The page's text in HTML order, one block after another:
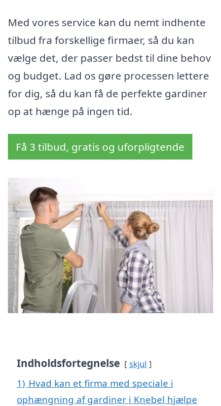
Med vores service kan du nemt indhente
tilbud fra forskellige firmaer, så du kan
vælge det, der passer bedst til dine behov
og budget. Lad os gøre processen lettere
for dig, så du kan få de perfekte gardiner
op at hænge på ingen tid.
Få 3 tilbud, gratis og uforpligtende
Indholdsfortegnelse skjul
1) Hvad kan et firma med speciale i
ophængning af gardiner i Knebel hjælpe